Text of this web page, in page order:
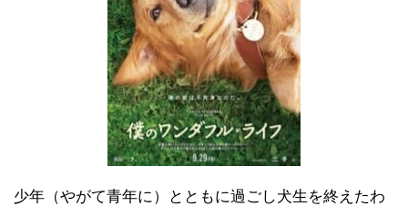
少年（やがて青年に）とともに過ごし犬生を終えたわ